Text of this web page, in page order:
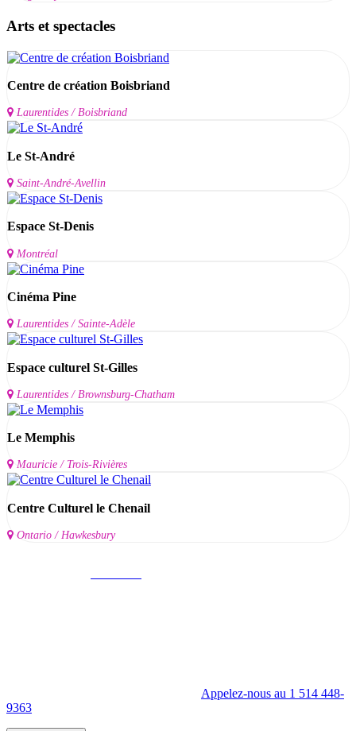
Arts et spectacles
Centre de création Boisbriand
Laurentides / Boisbriand
Le St-André
Saint-André-Avellin
Espace St-Denis
Montréal
Cinéma Pine
Laurentides / Sainte-Adèle
Espace culturel St-Gilles
Laurentides / Brownsburg-Chatham
Le Memphis
Mauricie / Trois-Rivières
Centre Culturel le Chenail
Ontario / Hawkesbury
Appelez-nous au 1 514 448-
9363